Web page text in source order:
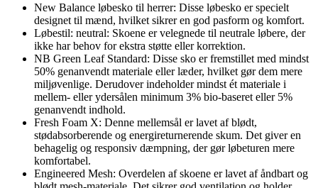
New Balance løbesko til herrer: Disse løbesko er specielt
designet til mænd, hvilket sikrer en god pasform og komfort.
Løbestil: neutral: Skoene er velegnede til neutrale løbere, der
ikke har behov for ekstra støtte eller korrektion.
NB Green Leaf Standard: Disse sko er fremstillet med mindst
50% genanvendt materiale eller læder, hvilket gør dem mere
miljøvenlige. Derudover indeholder mindst ét materiale i
mellem- eller ydersålen minimum 3% bio-baseret eller 5%
genanvendt indhold.
Fresh Foam X: Denne mellemsål er lavet af blødt,
stødabsorberende og energireturnerende skum. Det giver en
behagelig og responsiv dæmpning, der gør løbeturen mere
komfortabel.
Engineered Mesh: Overdelen af skoene er lavet af åndbart og